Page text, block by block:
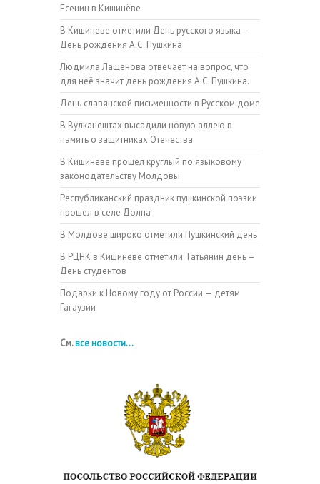
Есенин в Кишинёве
В Кишиневе отметили День русского языка –
День рождения А.С. Пушкина
Людмила Лащенова отвечает на вопрос, что
для неё значит день рождения А.С. Пушкина.
День славянской письменности в Русском доме
В Вулканештах высадили новую аллею в
память о защитниках Отечества
В Кишиневе прошел круглый по языковому
законодательству Молдовы
Республиканский праздник пушкинской поэзии
прошел в селе Долна
В Молдове широко отметили Пушкинский день
В РЦНК в Кишиневе отметили Татьянин день –
День студентов
Подарки к Новому году от России — детям
Гагаузии
См.все новости...